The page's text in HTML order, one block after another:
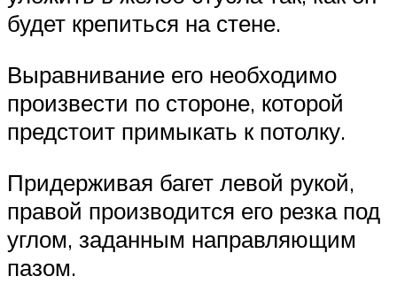
будет крепиться на стене.
Выравнивание его необходимо
произвести по стороне, которой
предстоит примыкать к потолку.
Придерживая багет левой рукой,
правой производится его резка под
углом, заданным направляющим
пазом.